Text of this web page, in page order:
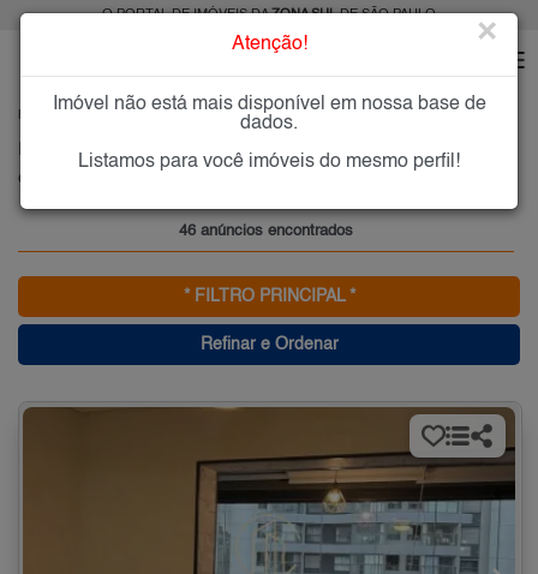
O PORTAL DE IMÓVEIS DAZONA SULDE SÃO PAULO
CIDADE MONÇÕES
Imóveis à Venda na Cidade Monções, Zona Sul de São Paulo
Cidade Monções, Zona Sul
46 anúncios encontrados
* FILTRO PRINCIPAL *
Refinar e Ordenar
Atenção! ×
Imóvel não está mais disponível em nossa base de
dados.
Listamos para você imóveis do mesmo perfil!